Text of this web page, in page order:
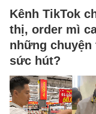
Kênh TikTok
thị, order mì
những
sức hút?